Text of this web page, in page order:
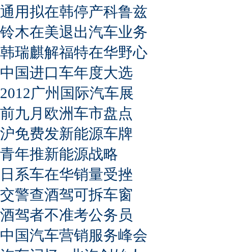
通用拟在韩停产科鲁兹
铃木在美退出汽车业务
韩瑞麒解福特在华野心
中国进口车年度大选
2012广州国际汽车展
前九月欧洲车市盘点
沪免费发新能源车牌
青年推新能源战略
日系车在华销量受挫
交警查酒驾可拆车窗
酒驾者不准考公务员
中国汽车营销服务峰会